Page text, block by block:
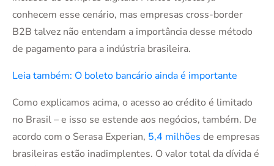
conhecem esse cenário, mas empresas cross-border
B2B talvez não entendam a importância desse método
de pagamento para a indústria brasileira.
Leia também: O boleto bancário ainda é importante
Como explicamos acima, o acesso ao crédito é limitado
no Brasil – e isso se estende aos negócios, também. De
acordo com o Serasa Experian, 5,4 milhões de empresas
brasileiras estão inadimplentes. O valor total da dívida é